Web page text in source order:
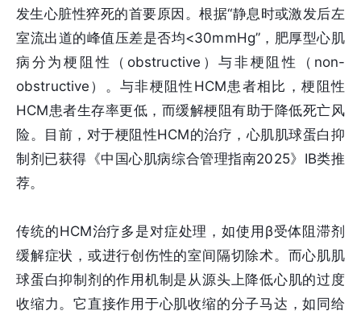
发生心脏性猝死的首要原因。根据“静息时或激发后左
室流出道的峰值压差是否均<30mmHg”，肥厚型心肌
病分为梗阻性（obstructive）与非梗阻性（non-
obstructive）。与非梗阻性HCM患者相比，梗阻性
HCM患者生存率更低，而缓解梗阻有助于降低死亡风
险。目前，对于梗阻性HCM的治疗，心肌肌球蛋白抑
制剂已获得《中国心肌病综合管理指南2025》IB类推
荐。
传统的HCM治疗多是对症处理，如使用β受体阻滞剂
缓解症状，或进行创伤性的室间隔切除术。而心肌肌
球蛋白抑制剂的作用机制是从源头上降低心肌的过度
收缩力。它直接作用于心肌收缩的分子马达，如同给